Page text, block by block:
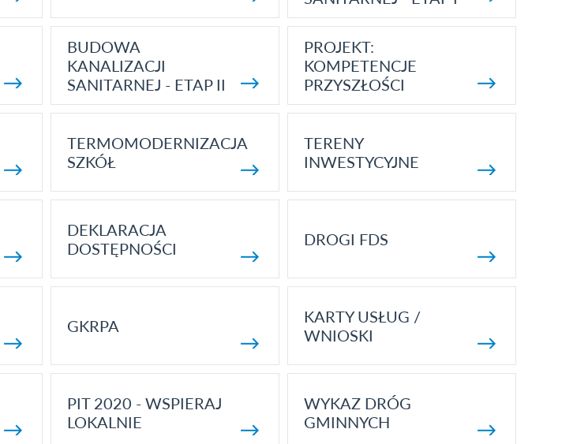
BUDOWA
KANALIZACJI
SANITARNEJ - ETAP II
PROJEKT:
KOMPETENCJE
PRZYSZŁOŚCI
TERMOMODERNIZACJA
SZKÓŁ
TERENY
INWESTYCYJNE
DEKLARACJA
DOSTĘPNOŚCI
DROGI FDS
GKRPA
KARTY USŁUG /
WNIOSKI
PIT 2020 - WSPIERAJ
LOKALNIE
WYKAZ DRÓG
GMINNYCH